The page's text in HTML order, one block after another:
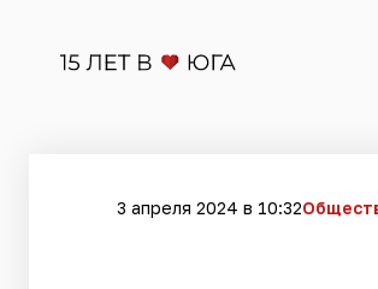
3 апреля 2024 в 10:32